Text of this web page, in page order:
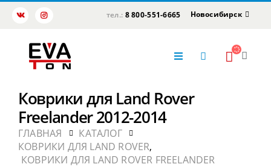
тел.: 8 800-551-6665 Новосибирск
Коврики для Land Rover
Freelander 2012-2014
ГЛАВНАЯ
КАТАЛОГ
КОВРИКИ ДЛЯ LAND ROVER,
КОВРИКИ ДЛЯ LAND ROVER FREELANDER